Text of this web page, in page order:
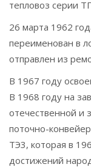
тепловоз серии
26 марта 1962
переименован в
отправлен из
В 1967 году
В 1968 году на
отечественной и
поточно-
ТЭ3, которая в
достижений